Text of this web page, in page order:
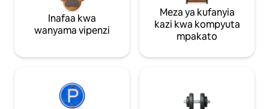
Inafaa kwa
wanyama vipenzi
Meza ya kufanyia
kazi kwa kompyuta
mpakato